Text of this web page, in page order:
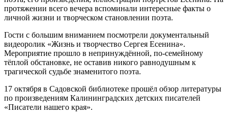
протяжении всего вечера вспоминали интересные факты о
личной жизни и творческом становлении поэта.
Гости с большим вниманием посмотрели документальный
видеоролик «Жизнь и творчество Сергея Есенина».
Мероприятие прошло в непринуждённой, по-семейному
тёплой обстановке, не оставив никого равнодушным к
трагической судьбе знаменитого поэта.
17 октября в Садовской библиотеке прошёл обзор литературы
по произведениям Калининградских детских писателей
«Писатели нашего края».